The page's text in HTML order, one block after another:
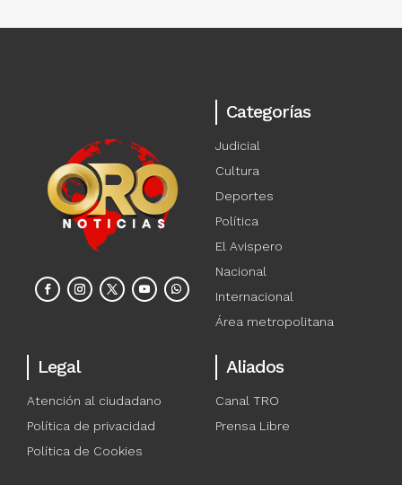
Categorías
Judicial
Cultura
Deportes
Política
El Avispero
Nacional
Internacional
Área metropolitana
Legal
Atención al ciudadano
Política de privacidad
Política de Cookies
Aliados
Canal TRO
Prensa Libre